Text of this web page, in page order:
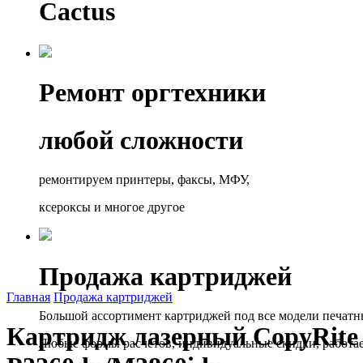
Cactus
Ремонт оргтехники
любой сложности
ремонтируем принтеры, факсы, МФУ,
ксероксы и многое другое
Продажа картриджей
Большой ассортимент картриджей под все модели
Любые формы расчётов, индивидуальные скидки,
Главная Продажа картриджей
Картридж лазерный